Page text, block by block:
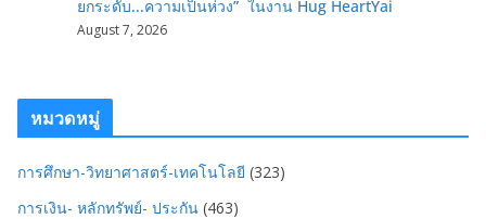
ยกระดับ...ความเป็นห่วง” ในงาน Hug HeartYai
August 7, 2026
หมวดหมู่
การศึกษา-วิทยาศาสตร์-เทคโนโลยี (323)
การเงิน- หลักทรัพย์- ประกัน (463)